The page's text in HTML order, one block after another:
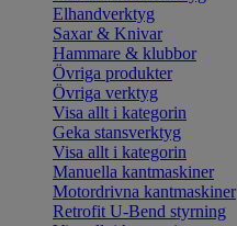
Elhandverktyg
Saxar & Knivar
Hammare & klubbor
Övriga produkter
Övriga verktyg
Visa allt i kategorin
Geka stansverktyg
Visa allt i kategorin
Manuella kantmaskiner
Motordrivna kantmaskiner
Retrofit U-Bend styrning